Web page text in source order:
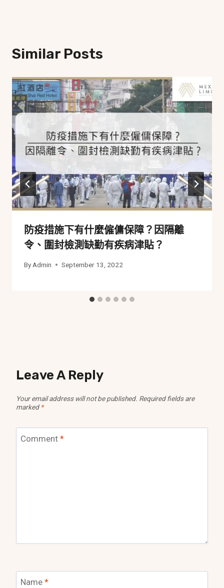
Similar Posts
防疫措施下有什麼僱傭保障？因隔離
令、圍封檢測缺勤有疾病津貼？
By Admin September 13, 2022
Leave A Reply
Your email address will not be published. Required fields are
marked *
Comment *
Name *